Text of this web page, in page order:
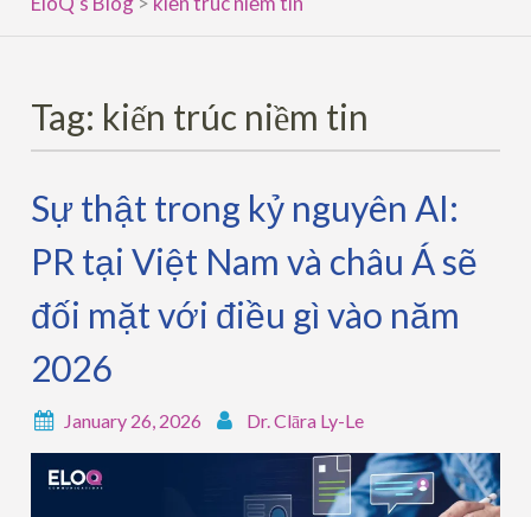
Tag: kiến trúc niềm tin
Sự thật trong kỷ nguyên AI:
PR tại Việt Nam và châu Á sẽ
đối mặt với điều gì vào năm
2026
January 26, 2026 Dr. Clāra Ly-Le